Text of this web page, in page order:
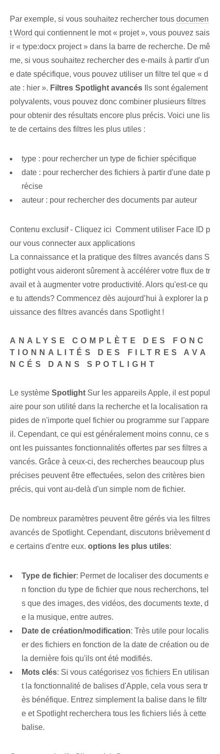
Par exemple, si vous souhaitez rechercher tous documen
t Word qui contiennent le mot « projet », vous pouvez sais
ir « type:docx project » dans la barre de recherche. De mê
me, si vous souhaitez rechercher des e-mails à partir d'un
e date spécifique, vous pouvez utiliser un filtre tel que « d
ate : hier ». Filtres Spotlight avancés Ils sont également
polyvalents, vous pouvez donc combiner plusieurs filtres
pour obtenir des résultats encore plus précis. Voici une lis
te de certains des filtres les plus utiles :
type : pour rechercher un type de fichier spécifique
date : pour rechercher des fichiers à partir d'une date p
récise
auteur : pour rechercher des documents par auteur
Contenu exclusif - Cliquez ici Comment utiliser Face ID p
our vous connecter aux applications
La connaissance et la pratique des filtres avancés dans S
potlight vous aideront sûrement à accélérer votre flux de tr
avail et à augmenter votre productivité. Alors qu'est-ce qu
e tu attends? Commencez dès aujourd’hui à explorer la p
uissance des filtres avancés dans Spotlight !
ANALYSE COMPLÈTE DES FONC
TIONNALITÉS DES FILTRES AVA
NCÉS DANS SPOTLIGHT
Le système Spotlight Sur les appareils Apple, il est popul
aire pour son utilité dans la recherche et la localisation ra
pides de n'importe quel fichier ou programme sur l'appare
il. Cependant, ce qui est généralement moins connu, ce s
ont les puissantes fonctionnalités offertes par ses filtres a
vancés. Grâce à ceux-ci, des recherches beaucoup plus
précises peuvent être effectuées, selon des critères bien
précis, qui vont au-delà d'un simple nom de fichier.
De nombreux paramètres peuvent être gérés via les filtres
avancés de Spotlight. Cependant, discutons brièvement d
e certains d'entre eux. options les plus utiles:
Type de fichier: Permet de localiser des documents e
n fonction du type de fichier que nous recherchons, tel
s que des images, des vidéos, des documents texte, d
e la musique, entre autres.
Date de création/modification: Très utile pour localis
er des fichiers en fonction de la date de création ou de
la dernière fois qu'ils ont été modifiés.
Mots clés: Si vous catégorisez vos fichiers En utilisan
t la fonctionnalité de balises d'Apple, cela vous sera tr
ès bénéfique. Entrez simplement la balise dans le filtr
e et Spotlight recherchera tous les fichiers liés à cette
balise.